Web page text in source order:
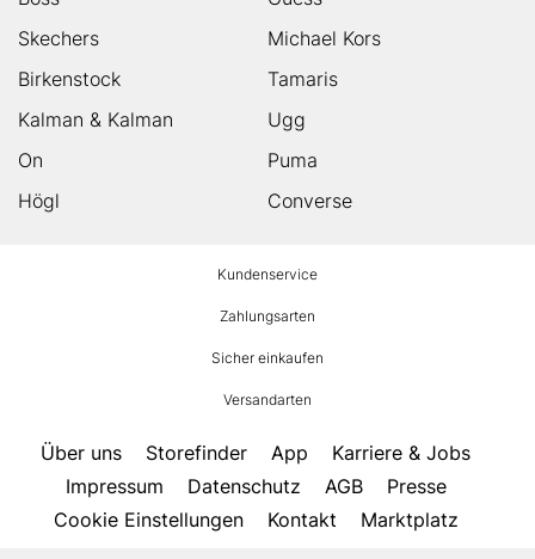
Skechers
Michael Kors
Birkenstock
Tamaris
Kalman & Kalman
Ugg
On
Puma
Högl
Converse
Kundenservice
Zahlungsarten
Sicher einkaufen
Versandarten
Über uns Storefinder App
Karriere & Jobs
Impressum
Datenschutz AGB
Presse
Cookie Einstellungen
Kontakt Marktplatz